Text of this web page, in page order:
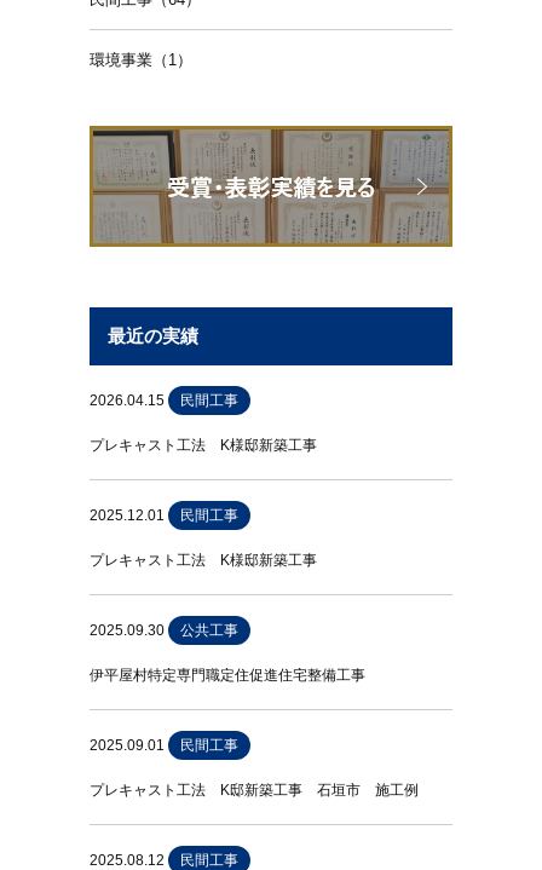
環境事業（1）
最近の実績
2026.04.15 民間工事
プレキャスト工法 K様邸新築工事
2025.12.01 民間工事
プレキャスト工法 K様邸新築工事
2025.09.30 公共工事
伊平屋村特定専門職定住促進住宅整備工事
2025.09.01 民間工事
プレキャスト工法 K邸新築工事 石垣市 施工例
2025.08.12 民間工事